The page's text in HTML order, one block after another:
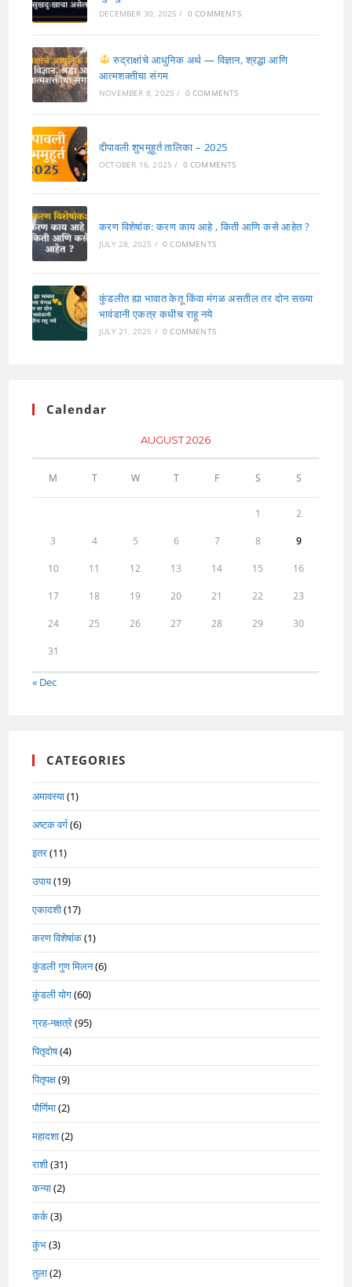
DECEMBER 30, 2025 / 0 COMMENTS
रुद्राक्षांचे आधुनिक अर्थ — विज्ञान, श्रद्धा आणि
आत्मशक्तीचा संगम
NOVEMBER 8, 2025 / 0 COMMENTS
दीपावली शुभमुहूर्त तालिका – 2025
OCTOBER 16, 2025 / 0 COMMENTS
करण विशेषांक: करण काय आहे , किती आणि कसे आहेत ?
JULY 28, 2025 / 0 COMMENTS
कुंडलीत ह्या भावात केतू किंवा मंगळ असतील तर दोन सख्या
भावंडानी एकत्र कधीच राहू नये
JULY 21, 2025 / 0 COMMENTS
Calendar
AUGUST 2026
M T W T F S S
1 2
3 4 5 6 7 8 9
10 11 12 13 14 15 16
17 18 19 20 21 22 23
24 25 26 27 28 29 30
31
« Dec
CATEGORIES
अमावस्या(1)
अष्टक वर्ग(6)
इतर(11)
उपाय(19)
एकादशी(17)
करण विशेषांक(1)
कुंडली गुण मिलन(6)
कुंडली योग(60)
ग्रह-नक्षत्रे(95)
पितृदोष(4)
पितृपक्ष(9)
पौर्णिमा(2)
महादशा(2)
राशी(31)
कन्या(2)
कर्क(3)
कुंभ(3)
तुला(2)